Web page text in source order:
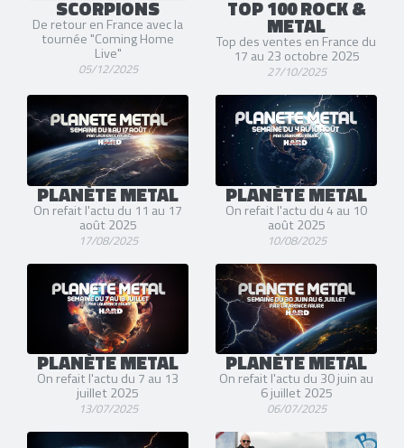
SCORPIONS
De retour en France avec la
tournée "Coming Home
Live"
05/12/2025
TOP 100 ROCK &
METAL
Top des ventes en France du
17 au 23 octobre 2025
27/10/2025
PLANÈTE METAL
On refait l'actu du 11 au 17
août 2025
17/08/2025
PLANÈTE METAL
On refait l'actu du 4 au 10
août 2025
10/08/2025
PLANÈTE METAL
On refait l'actu du 7 au 13
juillet 2025
13/07/2025
PLANÈTE METAL
On refait l'actu du 30 juin au
6 juillet 2025
06/07/2025